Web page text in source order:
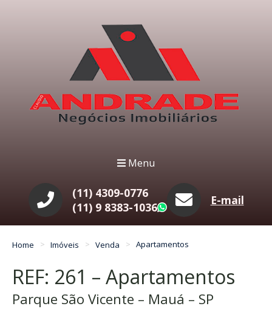
Menu
(11) 4309-0776
(11) 9 8383-1036
WhatsApp
E-mail
Home Imóveis Venda Apartamentos
REF: 261 – Apartamentos
Parque São Vicente – Mauá – SP